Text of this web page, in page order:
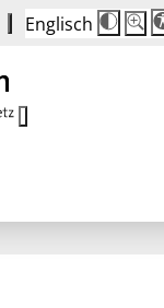
Englisch
Die
100